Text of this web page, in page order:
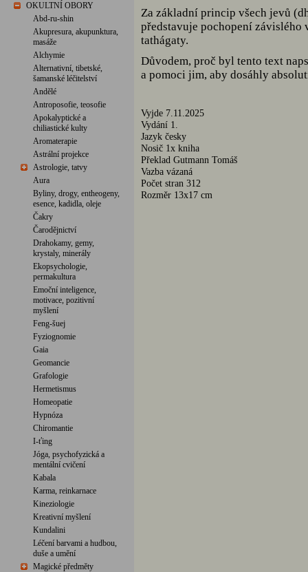
OKULTNÍ OBORY
Abd-ru-shin
Akupresura, akupunktura,
masáže
Alchymie
Alternativní, tibetské,
šamanské léčitelství
Andělé
Antroposofie, teosofie
Apokalyptické a
chiliastické kulty
Aromaterapie
Astrální projekce
Astrologie, tatvy
Aura
Byliny, drogy, entheogeny,
esence, kadidla, oleje
Čakry
Čarodějnictví
Drahokamy, gemy,
krystaly, minerály
Ekopsychologie,
permakultura
Emoční inteligence,
motivace, pozitivní
myšlení
Feng-šuej
Fyziognomie
Gaia
Geomancie
Grafologie
Hermetismus
Homeopatie
Hypnóza
Chiromantie
I-ťing
Jóga, psychofyzická a
mentální cvičení
Kabala
Karma, reinkarnace
Kineziologie
Kreativní myšlení
Kundalini
Léčení barvami a hudbou,
duše a umění
Magické předměty
Za základní princip všech jevů
představuje pochopení závislého
tathágaty.
Důvodem, proč byl tento text
a pomoci jim, aby dosáhly
Vyjde 7.11.2025
Vydání 1.
Jazyk česky
Nosič 1x kniha
Překlad Gutmann Tomáš
Vazba vázaná
Počet stran 312
Rozměr 13x17 cm